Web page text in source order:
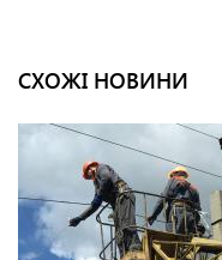
СХОЖІ НОВИНИ